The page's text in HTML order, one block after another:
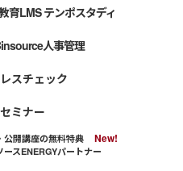
育LMS テンポスタディ
人事管理
スチェック
ミナー
公開講座の無料特典
ースENERGYパートナー